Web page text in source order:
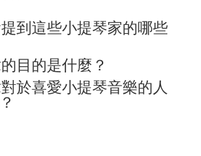
到這些小提琴家的哪些
目的是什麼？
於喜愛小提琴音樂的人